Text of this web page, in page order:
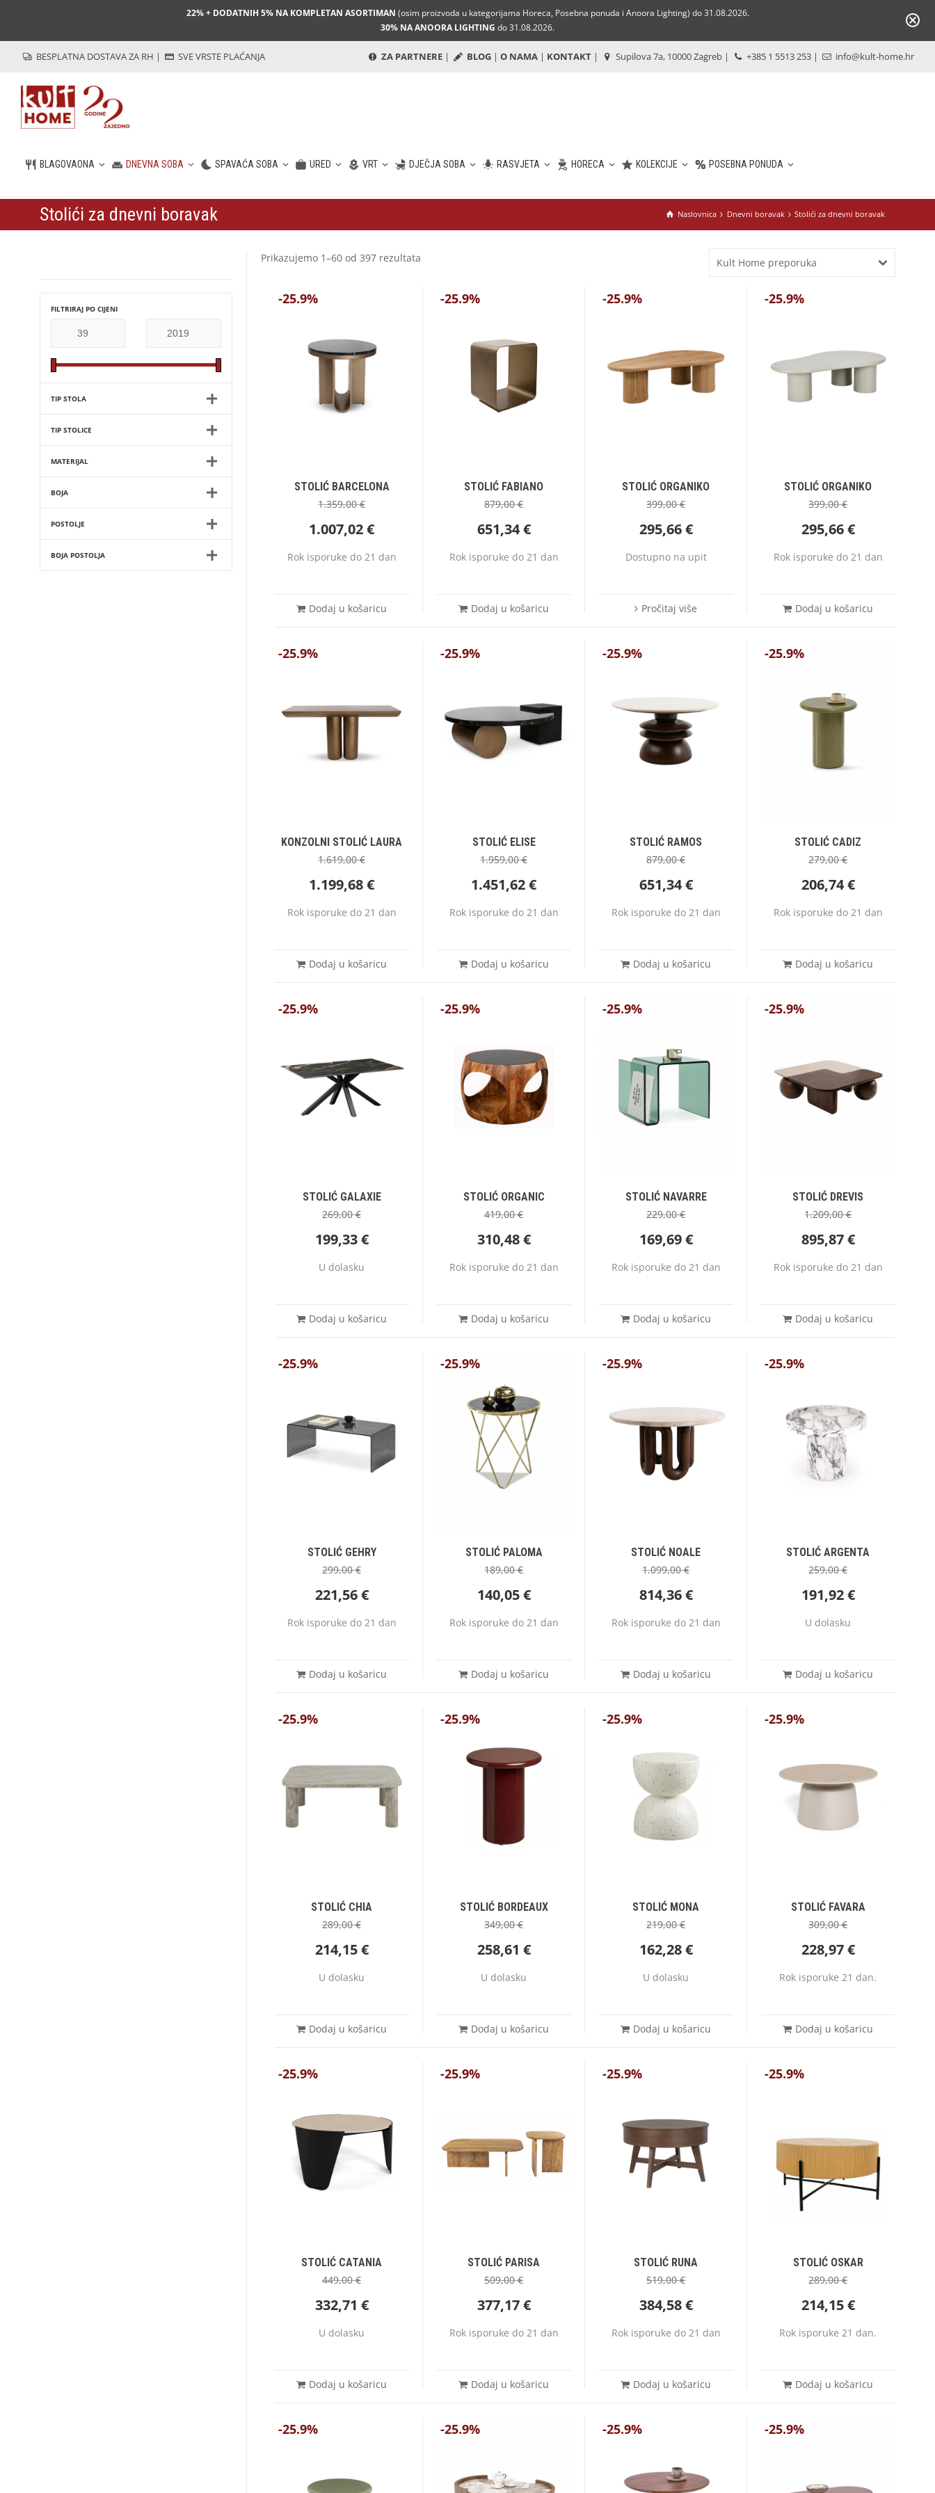
22% + DODATNIH 5% NA KOMPLETAN ASORTIMAN (osim proizvoda u kategorijama Horeca, Posebna ponuda i Anoora Lighting) do 31.08.2026.
30% NA ANOORA LIGHTING do 31.08.2026.
BESPLATNA DOSTAVA ZA RH | SVE VRSTE PLAĆANJA ZA PARTNERE | BLOG | O NAMA | KONTAKT | Supilova 7a, 10000 Zagreb | +385 1 5513 253 | info@kult-home.hr
BLAGOVAONA DNEVNA SOBA SPAVAĆA SOBA URED VRT DJEČJA SOBA RASVJETA HORECA KOLEKCIJE POSEBNA PONUDA
HR
Naslovnica Dnevni boravak Stolići za dnevni boravak
Stolići za dnevni boravak
Prikazujemo 1–60 od 397 rezultata Kult Home preporuka
-25.9%
STOLIĆ BARCELONA
1.359,00€
1.007,02€
Rok isporuke do 21 dan
Dodaj u košaricu
-25.9%
STOLIĆ FABIANO
879,00€
651,34€
Rok isporuke do 21 dan
Dodaj u košaricu
-25.9%
STOLIĆ ORGANIKO
399,00€
295,66€
Dostupno na upit
Pročitaj više
-25.9%
STOLIĆ ORGANIKO
399,00€
295,66€
Rok isporuke do 21 dan
Dodaj u košaricu
-25.9%
KONZOLNI STOLIĆ LAURA
1.619,00€
1.199,68€
Rok isporuke do 21 dan
Dodaj u košaricu
-25.9%
STOLIĆ ELISE
1.959,00€
1.451,62€
Rok isporuke do 21 dan
Dodaj u košaricu
-25.9%
STOLIĆ RAMOS
879,00€
651,34€
Rok isporuke do 21 dan
Dodaj u košaricu
-25.9%
STOLIĆ CADIZ
279,00€
206,74€
Rok isporuke do 21 dan
Dodaj u košaricu
-25.9%
STOLIĆ GALAXIE
269,00€
199,33€
U dolasku
Dodaj u košaricu
-25.9%
STOLIĆ ORGANIC
419,00€
310,48€
Rok isporuke do 21 dan
Dodaj u košaricu
-25.9%
STOLIĆ NAVARRE
229,00€
169,69€
Rok isporuke do 21 dan
Dodaj u košaricu
-25.9%
STOLIĆ DREVIS
1.209,00€
895,87€
Rok isporuke do 21 dan
Dodaj u košaricu
-25.9%
STOLIĆ GEHRY
299,00€
221,56€
Rok isporuke do 21 dan
Dodaj u košaricu
-25.9%
STOLIĆ PALOMA
189,00€
140,05€
Rok isporuke do 21 dan
Dodaj u košaricu
-25.9%
STOLIĆ NOALE
1.099,00€
814,36€
Rok isporuke do 21 dan
Dodaj u košaricu
-25.9%
STOLIĆ ARGENTA
259,00€
191,92€
U dolasku
Dodaj u košaricu
-25.9%
STOLIĆ CHIA
289,00€
214,15€
U dolasku
Dodaj u košaricu
-25.9%
STOLIĆ BORDEAUX
349,00€
258,61 €
U dolasku
Dodaj u košaricu
-25.9%
STOLIĆ MONA
219,00€
162,28€
U dolasku
Dodaj u košaricu
-25.9%
STOLIĆ FAVARA
309,00€
228,97€
Rok isporuke 21 dan.
Dodaj u košaricu
-25.9%
STOLIĆ CATANIA
449,00€
332,71 €
U dolasku
Dodaj u košaricu
-25.9%
STOLIĆ PARISA
509,00€
377,17€
Rok isporuke do 21 dan
Dodaj u košaricu
-25.9%
STOLIĆ RUNA
519,00€
384,58€
Rok isporuke do 21 dan
Dodaj u košaricu
-25.9%
STOLIĆ OSKAR
289,00€
214,15€
Rok isporuke 21 dan.
Dodaj u košaricu
-25.9% -25.9% -25.9% -25.9%
FILTRIRAJ PO CIJENI
TIP STOLA
TIP STOLICE
MATERIJAL
BOJA
POSTOLJE
BOJA POSTOLJA